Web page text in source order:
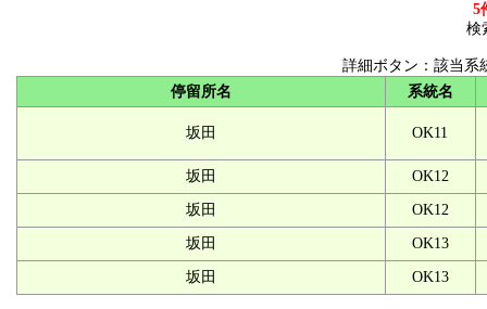
5
検
詳細ボタン：該当系
停留所名
系統名
坂田 OK11
坂田 OK12
坂田 OK12
坂田 OK13
坂田 OK13